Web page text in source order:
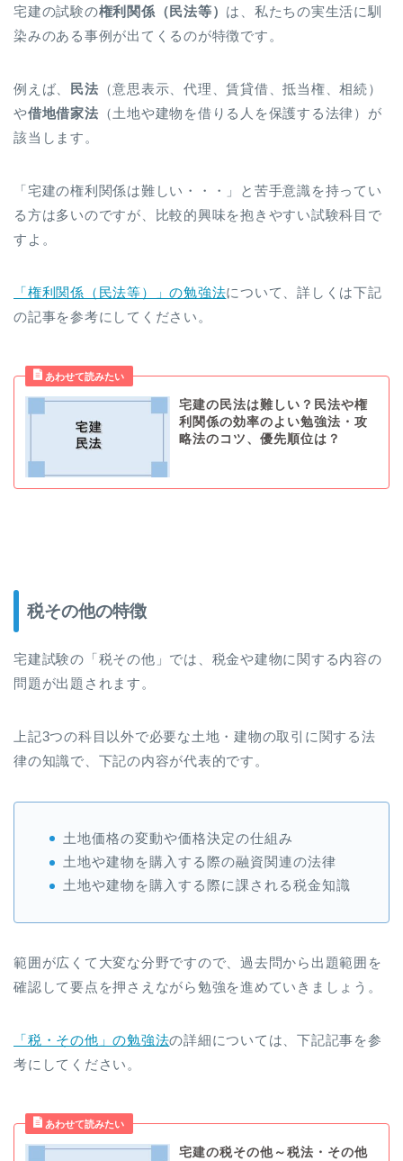
宅建の試験の権利関係（民法等） は、私たちの実生活に馴
染みのある事例が出てくるのが特徴です。
例えば、 民法 （意思表示、代理、賃貸借、抵当権、相続）
や借地借家法 （土地や建物を借りる人を保護する法律）が
該当します。
「宅建の権利関係は難しい・・・」と苦手意識を持ってい
る方は多いのですが、比較的興味を抱きやすい試験科目で
すよ。
「権利関係（民法等）」の勉強法について、詳しくは下記
の記事を参考にしてください。
宅建の民法は難しい？民法や権
利関係の効率のよい勉強法・攻
略法のコツ、優先順位は？
税その他の特徴
宅建試験の「税その他」では、税金や建物に関する内容の
問題が出題されます。
上記3つの科目以外で必要な土地・建物の取引に関する法
律の知識で、下記の内容が代表的です。
土地価格の変動や価格決定の仕組み
土地や建物を購入する際の融資関連の法律
土地や建物を購入する際に課される税金知識
範囲が広くて大変な分野ですので、過去問から出題範囲を
確認して要点を押さえながら勉強を進めていきましょう。
「税・その他」の勉強法の詳細については、下記記事を参
考にしてください。
宅建の税その他～税法・その他